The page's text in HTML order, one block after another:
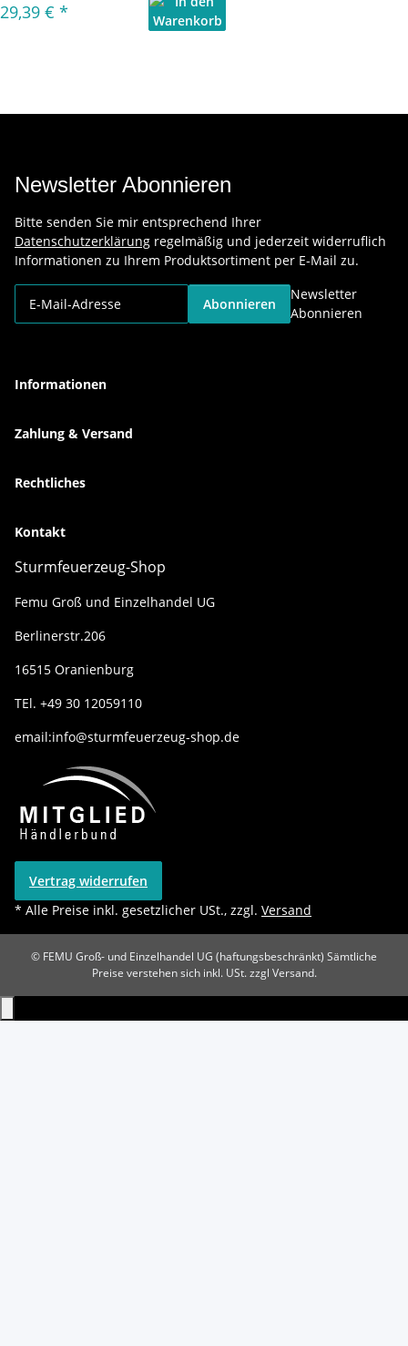
29,39 € *
Newsletter Abonnieren
Bitte senden Sie mir entsprechend Ihrer
Datenschutzerklärung regelmäßig und jederzeit widerruflich
Informationen zu Ihrem Produktsortiment per E-Mail zu.
Abonnieren
Newsletter
Abonnieren
Informationen
Zahlung & Versand
Rechtliches
Kontakt
Sturmfeuerzeug-Shop
Femu Groß und Einzelhandel UG
Berlinerstr.206
16515 Oranienburg
TEl. +49 30 12059110
email:info@sturmfeuerzeug-shop.de
Vertrag widerrufen
* Alle Preise inkl. gesetzlicher USt., zzgl. Versand
© FEMU Groß- und Einzelhandel UG (haftungsbeschränkt) Sämtliche
Preise verstehen sich inkl. USt. zzgl Versand.